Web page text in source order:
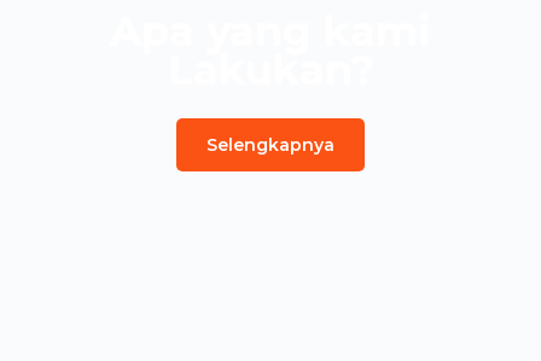
Selengkapnya